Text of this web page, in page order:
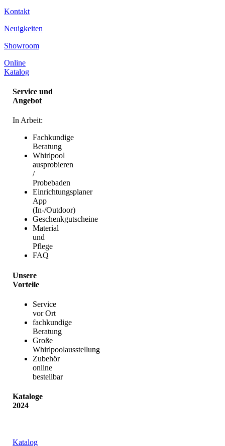
Kontakt
Neuigkeiten
Showroom
Online
Katalog
Service und
Angebot
In Arbeit:
Fachkundige
Beratung
Whirlpool
ausprobieren
/
Probebaden
Einrichtungsplaner
App
(In-/Outdoor)
Geschenkgutscheine
Material
und
Pflege
FAQ
Unsere
Vorteile
Service
vor Ort
fachkundige
Beratung
Große
Whirlpoolausstellung
Zubehör
online
bestellbar
Kataloge
2024
Katalog